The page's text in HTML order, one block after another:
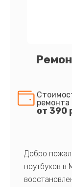
ремонта
от 390
Добро
ноутбуков в